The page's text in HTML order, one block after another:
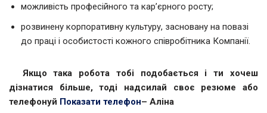
можливість професійного та кар’єрного росту;
розвинену корпоративну культуру, засновану на повазі
до праці і особистості кожного співробітника Компанії.
Якщо така робота тобі подобається і ти хочеш
дізнатися більше, тоді надсилай своє резюме або
телефонуй Показати телефон– Аліна